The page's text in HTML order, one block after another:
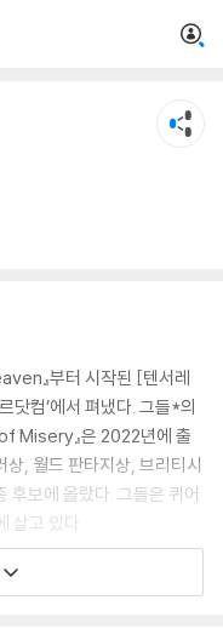
』부터 시작된 [텐서레
컴’에서 펴냈다. 그들*의
Misery』은 2022년에 출
, 월드 판타지상, 브리티시
후보에 올랐다. 그들은 퀴어
살고 있다.